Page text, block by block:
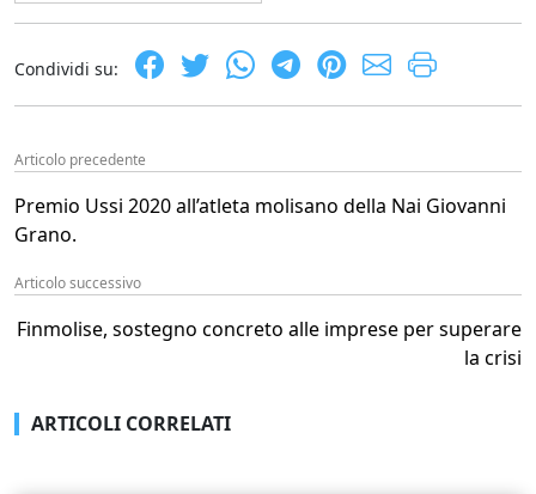
Condividi su:
Articolo precedente
Premio Ussi 2020 all’atleta molisano della Nai Giovanni
Grano.
Articolo successivo
Finmolise, sostegno concreto alle imprese per superare
la crisi
ARTICOLI CORRELATI